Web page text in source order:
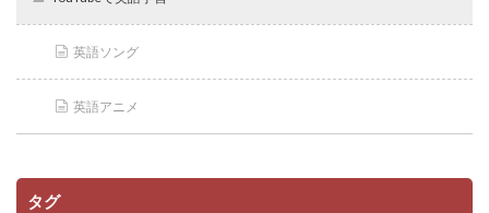
英語ソング
英語アニメ
タグ